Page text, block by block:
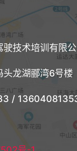
技术培训有限公
头龙湖郦湾6号楼
/